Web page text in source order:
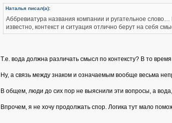
Наталья писал(а):
Аббревиатура названия компании и ругательное
известно, контекст и ситуация отлично берут на себя
Т.е. вода должна различать смысл по контексту? В то
Ну, а связь между знаком и означаемым вообще весьма
В общем, люди до сих пор не выяснили эти вопросы, а
Впрочем, я не хочу продолжать спор. Логика тут мало